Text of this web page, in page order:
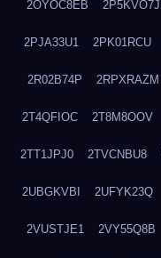
2OYOC8EB 2P5KVO7J
2PJA33U1 2PK01RCU
2R02B74P 2RPXRAZM
2T4QFIOC 2T8M8OOV
2TT1JPJ0 2TVCNBU8
2UBGKVBI 2UFYK23Q
2VUSTJE1 2VY55Q8B